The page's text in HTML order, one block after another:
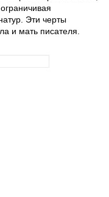
Эти черты
и мать писателя.